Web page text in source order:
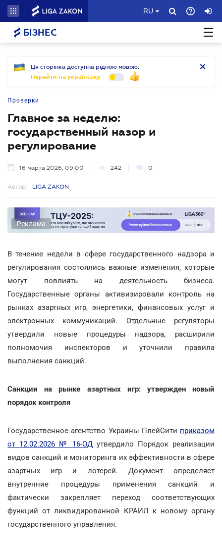
RU
БІЗНЕС
Ця сторінка доступна рідною мовою.
Перейти на українську
Проверки
Главное за неделю:
государственный назор и
регулирование
16 марта 2026, 09:00 242 0
Автор: LIGA ZAKON
Реклама
В течение недели в сфере государственного надзора и
регулирования состоялись важные изменения, которые
могут повлиять на деятельность бизнеса.
Государственные органы активизировали контроль на
рынках азартных игр, энергетики, финансовых услуг и
электронных коммуникаций. Отдельные регуляторы
утвердили новые процедуры надзора, расширили
полномочия инспекторов и уточнили правила
выполнения санкций.
Санкции на рынке азартных игр: утвержден новый
порядок контроля
Государственное агентство Украины ПлейСити приказом
от 12.02.2026 № 16-ОД утвердило Порядок реализации
видов санкций и мониторинга их эффективности в сфере
азартных игр и лотерей. Документ определяет
внутренние процедуры применения санкций и
фактически закрепляет переход соответствующих
функций от ликвидированной КРАИЛ к новому органу
государственного управления.